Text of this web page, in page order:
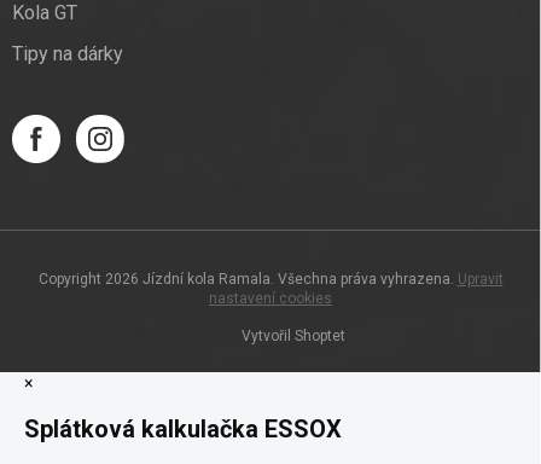
Kola GT
Tipy na dárky
Vytvořil Shoptet
Copyright 2026 Jízdní kola Ramala. Všechna práva vyhrazena. Upravit
nastavení cookies
×
Splátková kalkulačka ESSOX